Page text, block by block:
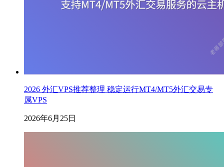
2026 外汇VPS推荐整理 稳定运行MT4/MT5外汇交易专
属VPS
2026年6月25日